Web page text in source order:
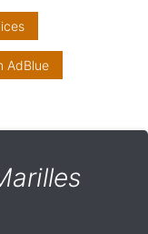
AdBlue